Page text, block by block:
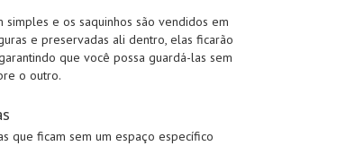
e os saquinhos são vendidos em
e preservadas ali dentro, elas ficarão
que você possa guardá-las sem
o outro.
que ficam sem um espaço específico